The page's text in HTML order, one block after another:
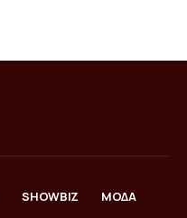
SHOWBIZ
ΜΟΔΑ